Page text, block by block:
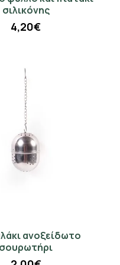
σιλικόνης
4,20€
ανοξείδωτο
σουρωτήρι